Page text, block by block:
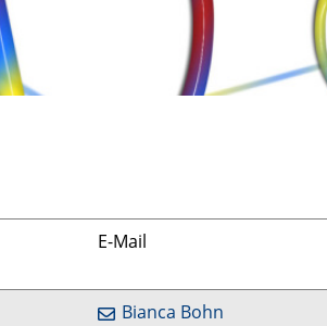
E-Mail
Bianca Bohn